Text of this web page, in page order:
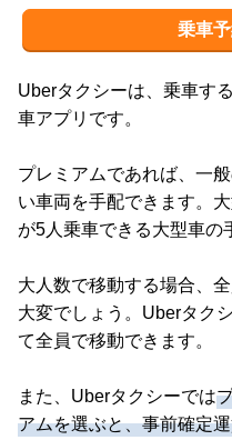
乗車
Uberタクシーは、乗車す
車アプリです。
プレミアムであれば、一
い車両を手配できます。
が5人乗車できる大型車の
大人数で移動する場合、
大変でしょう。Uberタク
て全員で移動できます。
また、Uberタクシーでは
アムを選ぶと、事前確定